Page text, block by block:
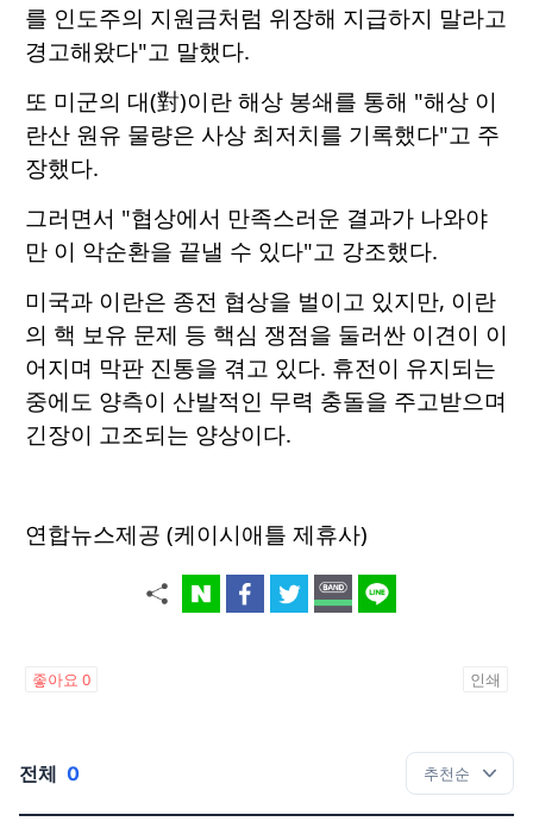
를 인도주의 지원금처럼 위장해 지급하지 말라고
경고해왔다"고 말했다.
또 미군의 대(對)이란 해상 봉쇄를 통해 "해상 이
란산 원유 물량은 사상 최저치를 기록했다"고 주
장했다.
그러면서 "협상에서 만족스러운 결과가 나와야
만 이 악순환을 끝낼 수 있다"고 강조했다.
미국과 이란은 종전 협상을 벌이고 있지만, 이란
의 핵 보유 문제 등 핵심 쟁점을 둘러싼 이견이 이
어지며 막판 진통을 겪고 있다. 휴전이 유지되는
중에도 양측이 산발적인 무력 충돌을 주고받으며
긴장이 고조되는 양상이다.
연합뉴스제공 (케이시애틀 제휴사)
좋아요 0 인쇄
전체 0